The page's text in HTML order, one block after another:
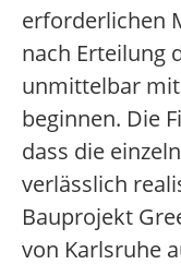
erforderlichen
nach Erteilung
unmittelbar
beginnen. Die
dass die
verlässlich
Bauprojekt
von Karlsruhe